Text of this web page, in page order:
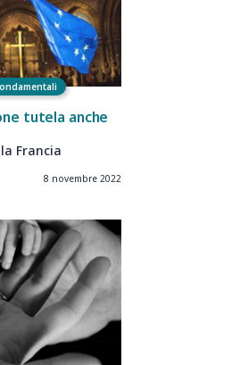
tutela anche
Francia
8 novembre 2022